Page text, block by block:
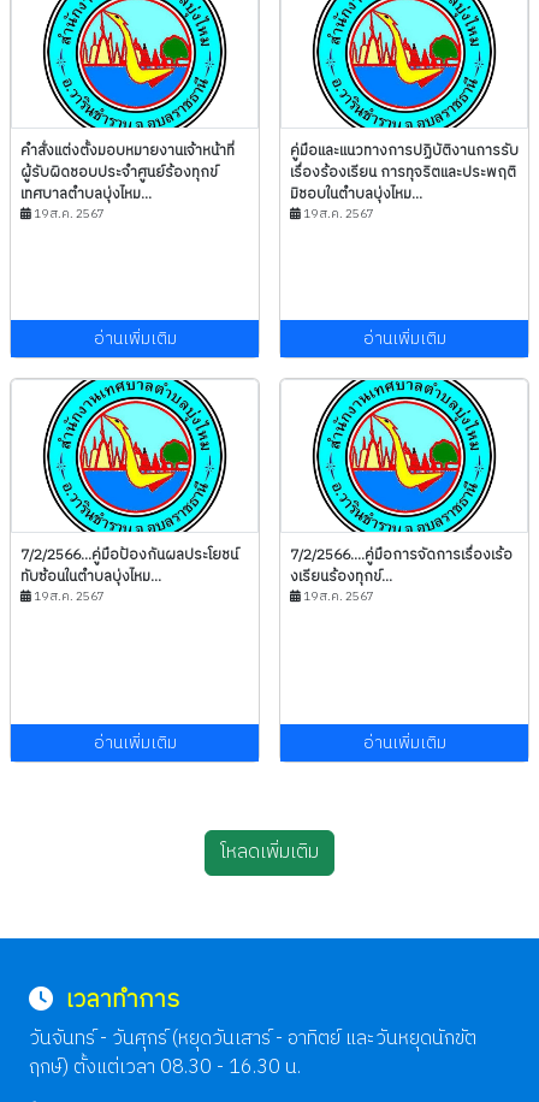
คำสั่งแต่งตั้งมอบหมายงานเจ้าหน้าที่
ผู้รับผิดชอบประจำศูนย์ร้องทุกข์
เทศบาลตำบลบุ่งไหม...
19 ส.ค. 2567
อ่านเพิ่มเติม
คู่มือและแนวทางการปฏิบัติงานการรับ
เรื่องร้องเรียน การทุจริตและประพฤติ
มิชอบในตำบลบุ่งไหม...
19 ส.ค. 2567
อ่านเพิ่มเติม
7/2/2566...คู่มือป้องกันผลประโยชน์
ทับซ้อนในตำบลบุ่งไหม...
19 ส.ค. 2567
อ่านเพิ่มเติม
7/2/2566....คู่มือการจัดการเรื่องเร้อ
งเรียนร้องทุกข์...
19 ส.ค. 2567
อ่านเพิ่มเติม
โหลดเพิ่มเติม
เวลาทำการ
วันจันทร์ - วันศุกร์ (หยุดวันเสาร์ - อาทิตย์ และวันหยุดนักขัต
ฤกษ์) ตั้งแต่เวลา 08.30 - 16.30 น.